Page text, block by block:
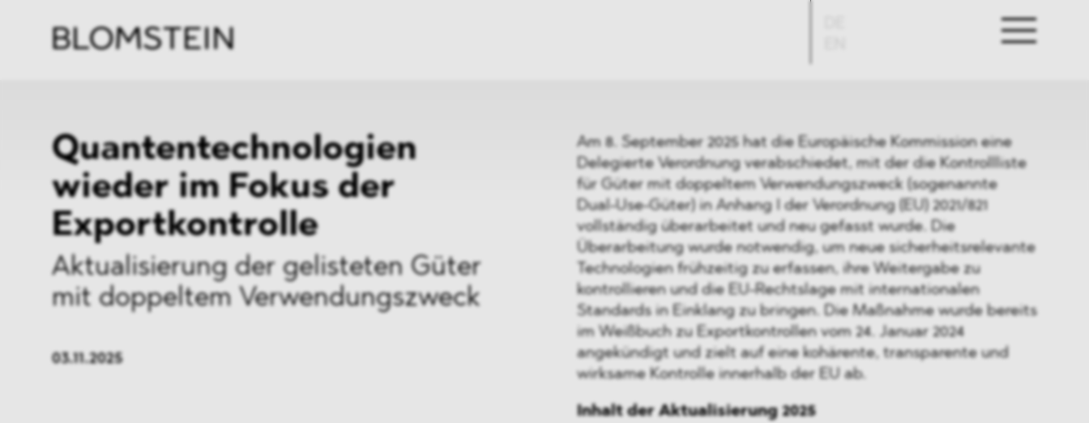
Quantentechnologien
wieder im Fokus der
Exportkontrolle
Aktualisierung der gelisteten Güter
mit doppeltem Verwendungszweck
03.11.2025
Am 8. September 2025 hat die Europäische Kommission eine
Delegierte Verordnung verabschiedet, mit der die Kontrollliste
für Güter mit doppeltem Verwendungszweck (sogenannte
Dual-Use-Güter) in Anhang I der Verordnung (EU) 2021/821
vollständig überarbeitet und neu gefasst wurde. Die
Überarbeitung wurde notwendig, um neue sicherheitsrelevante
Technologien frühzeitig zu erfassen, ihre Weitergabe zu
kontrollieren und die EU-Rechtslage mit internationalen
Standards in Einklang zu bringen. Die Maßnahme wurde bereits
im Weißbuch zu Exportkontrollen vom 24. Januar 2024
angekündigt und zielt auf eine kohärente, transparente und
wirksame Kontrolle innerhalb der EU ab.
Inhalt der Aktualisierung 2025